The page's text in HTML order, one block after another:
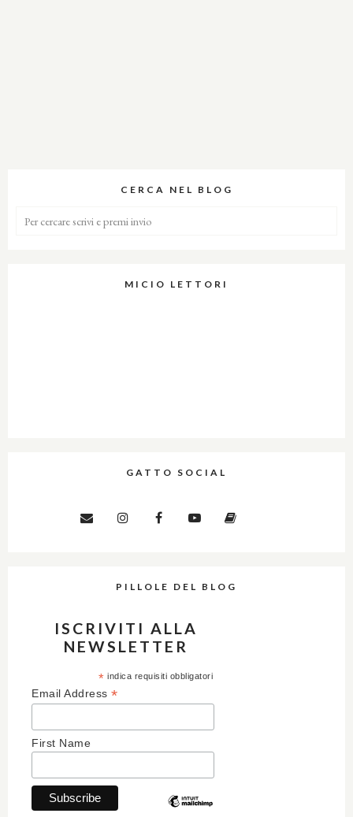
CERCA NEL BLOG
MICIO LETTORI
GATTO SOCIAL
PILLOLE DEL BLOG
ISCRIVITI ALLA
NEWSLETTER
* indica requisiti obbligatori
Email Address *
First Name